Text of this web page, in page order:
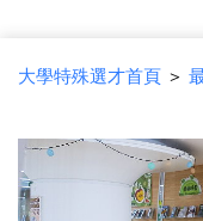
大學特殊選才首頁＞